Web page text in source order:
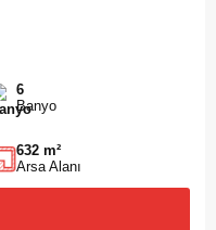
6
Banyo
632 m²
Arsa Alanı